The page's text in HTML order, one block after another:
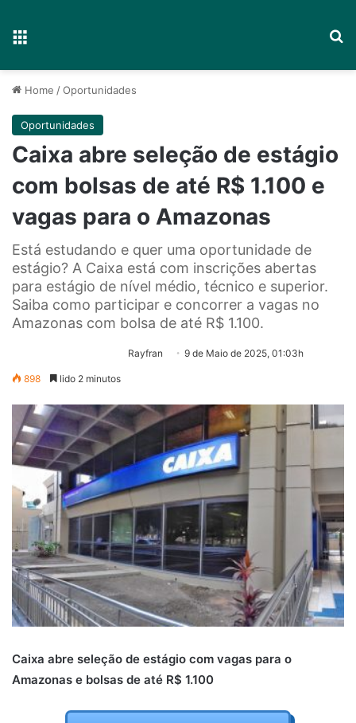
Home /Oportunidades
Oportunidades
Caixa abre seleção de estágio
com bolsas de até R$ 1.100 e
vagas para o Amazonas
Está estudando e quer uma oportunidade de
estágio? A Caixa está com inscrições abertas
para estágio de nível médio, técnico e superior.
Saiba como participar e concorrer a vagas no
Amazonas com bolsa de até R$ 1.100.
Rayfran 9 de Maio de 2025, 01:03h
898 lido 2 minutos
Caixa abre seleção de estágio com vagas para o
Amazonas e bolsas de até R$ 1.100